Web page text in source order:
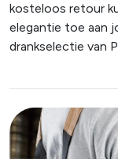
kosteloos retour
elegantie toe aan
drankselectie van